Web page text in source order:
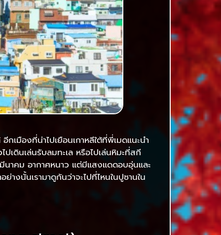
เมืองที่น่าไปเยือนเกาหลีใต้ที่พี่เมดแนะนำ
ดินเล่นรับลมทะเล หรือไปเล่นหิมะที่สกี
าคม อากาศหนาว แต่มีแสงแดดอบอุ่นและ
งนั้นเรามาดูกันว่าจะไปที่ไหนในปูซานใน